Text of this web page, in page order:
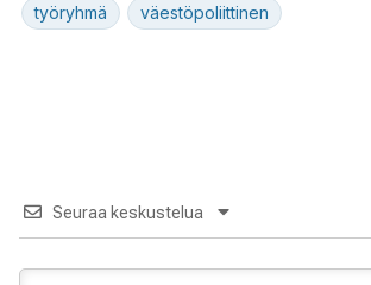
työryhmä
väestöpoliittinen
Seuraa keskustelua